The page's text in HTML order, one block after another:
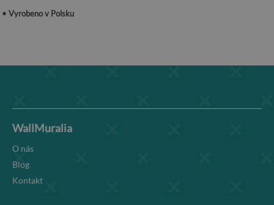
• Vyrobeno v Polsku
WallMuralia
O nás
Blog
Kontakt